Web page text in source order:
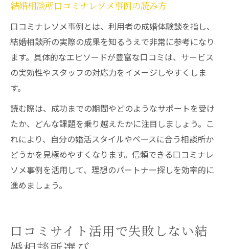
結婚相談所口コミナレソメ事例の読み方
口コミナレソメ事例とは、利用者の成婚体験談を指し、
結婚相談所の実際の成果を知るうえで非常に参考になり
ます。具体的なエピソードが豊富な口コミは、サービス
の実効性やスタッフの対応力をイメージしやすくしま
す。
読む際は、成功までの期間やどのようなサポートを受け
たか、どんな課題を乗り越えたかに注目しましょう。こ
れにより、自分の婚活スタイルやペースに合う相談所か
どうかを見極めやすくなります。信頼できる口コミナレ
ソメ事例を活用して、理想のパートナー探しを効率的に
進めましょう。
口コミサイト活用で失敗しない結